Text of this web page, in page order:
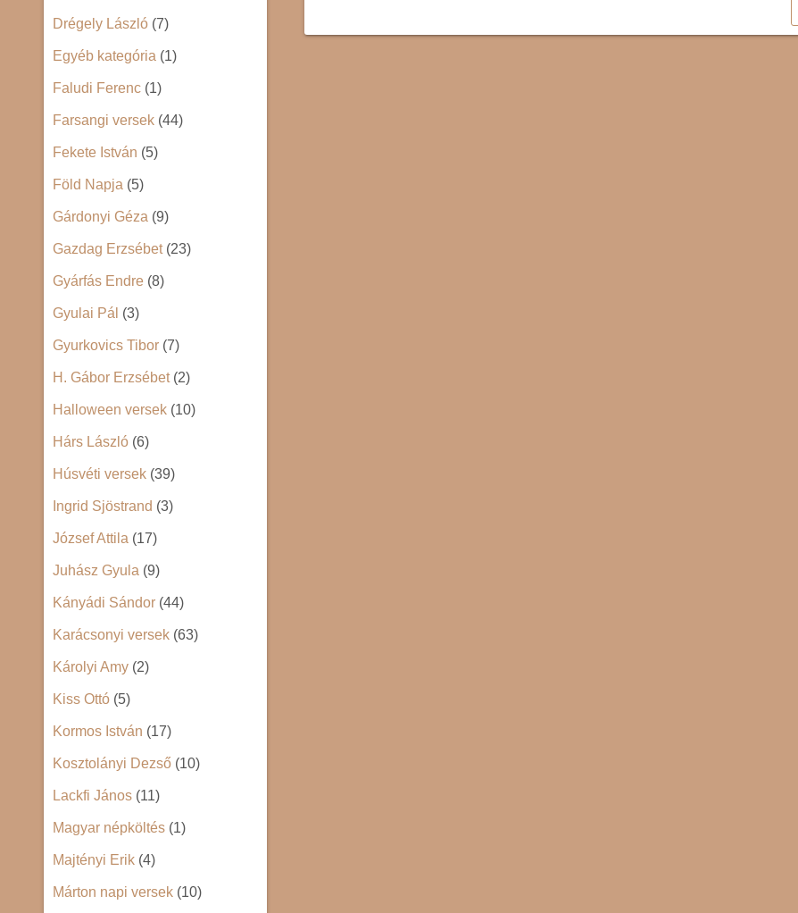
Drégely László (7)
Egyéb kategória (1)
Faludi Ferenc (1)
Farsangi versek (44)
Fekete István (5)
Föld Napja (5)
Gárdonyi Géza (9)
Gazdag Erzsébet(23)
Gyárfás Endre (8)
Gyulai Pál (3)
Gyurkovics Tibor (7)
H. Gábor Erzsébet(2)
Halloween versek (10)
Hárs László (6)
Húsvéti versek (39)
Ingrid Sjöstrand (3)
József Attila (17)
Juhász Gyula (9)
Kányádi Sándor (44)
Karácsonyi versek (63)
Károlyi Amy (2)
Kiss Ottó (5)
Kormos István (17)
Kosztolányi Dezső (10)
Lackfi János (11)
Magyar népköltés (1)
Majtényi Erik (4)
Márton napi versek (10)